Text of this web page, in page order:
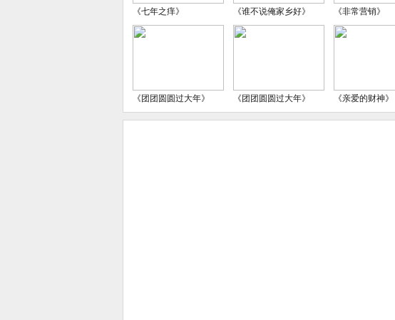
《七年之痒》 《谁不说俺家乡好》 《非常营销》
《团团圆圆过大年》 《团团圆圆过大年》 《亲爱的财神》